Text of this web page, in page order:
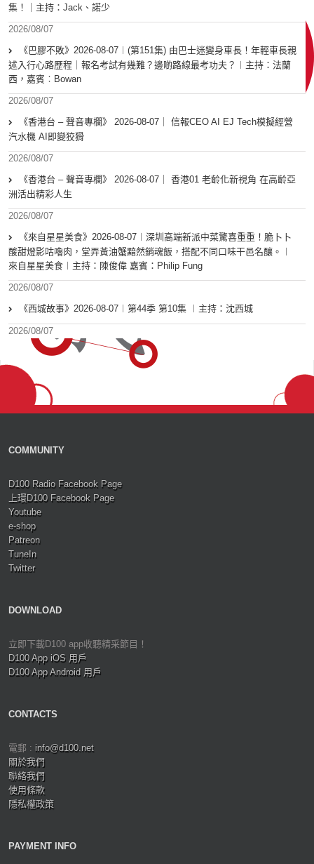
集！｜主持：Jack、諾少
2026/08/07
《巴膠不敗》2026-08-07︱(第151集) 由巴士迷變身車長！年輕車長親
述入行心路歷程｜報名考試有幾難？邊啲路線最考功夫？︱主持：法蘭
西，嘉賓︰Bowan
2026/08/07
《香港台 – 聲音專欄》 2026-08-07｜ 信報CEO AI EJ Tech模擬經營
汽水機 AI即變狡猾
2026/08/07
《香港台 – 聲音專欄》 2026-08-07｜ 香港01 老齡化新視角 在高齡亞
洲活出精彩人生
2026/08/07
《來自星星美食》2026-08-07︱深圳高端新派中菜驚喜重重！脆卜卜
酸甜燈影咕嚕肉，堂弄黃油蟹黯然銷魂飯，搭配不同口味干邑名釀。︱
來自星星美食︱主持：陳俊偉 嘉賓：Philip Fung
2026/08/07
《西城故事》2026-08-07︱第44季 第10集 ︱主持：沈西城
2026/08/07
COMMUNITY
D100 Radio Facebook Page
上環D100 Facebook Page
Youtube
e-shop
Patreon
TuneIn
Twitter
DOWNLOAD
立即下載D100 app收聽精采節目！
D100 App iOS 用戶
D100 App Android 用戶
CONTACTS
電郵 : info@d100.net
關於我們
聯絡我們
使用條款
隱私權政策
PAYMENT INFO